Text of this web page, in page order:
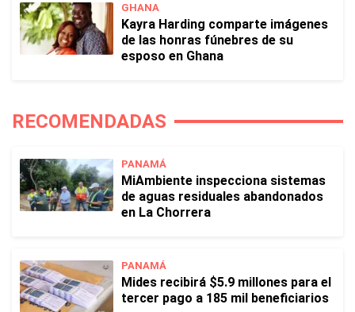
GHANA
Kayra Harding comparte imágenes
de las honras fúnebres de su
esposo en Ghana
RECOMENDADAS
PANAMÁ
MiAmbiente inspecciona sistemas
de aguas residuales abandonados
en La Chorrera
PANAMÁ
Mides recibirá $5.9 millones para el
tercer pago a 185 mil beneficiarios